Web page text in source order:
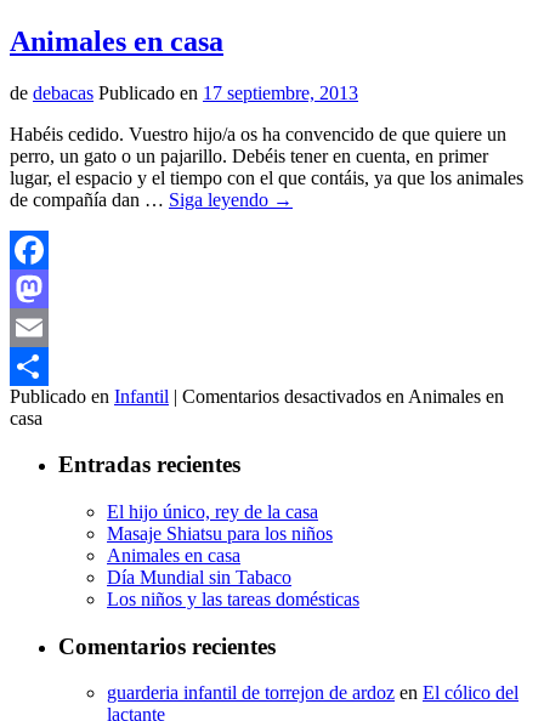
Animales en casa
de debacas Publicado en 17 septiembre, 2013
Habéis cedido. Vuestro hijo/a os ha convencido de que quiere un
perro, un gato o un pajarillo. Debéis tener en cuenta, en primer
lugar, el espacio y el tiempo con el que contáis, ya que los animales
de compañía dan … Siga leyendo →
Facebook
Mastodon
Email
Compartir
Publicado en Infantil | Comentarios desactivados en Animales en
casa
Entradas recientes
El hijo único, rey de la casa
Masaje Shiatsu para los niños
Animales en casa
Día Mundial sin Tabaco
Los niños y las tareas domésticas
Comentarios recientes
guarderia infantil de torrejon de ardoz en El cólico del
lactante